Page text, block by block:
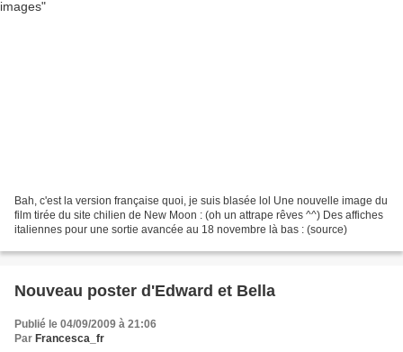
Bah, c'est la version française quoi, je suis blasée lol Une nouvelle image du
film tirée du site chilien de New Moon : (oh un attrape rêves ^^) Des affiches
italiennes pour une sortie avancée au 18 novembre là bas : (source)
Nouveau poster d'Edward et Bella
Publié le 04/09/2009 à 21:06
Par Francesca_fr